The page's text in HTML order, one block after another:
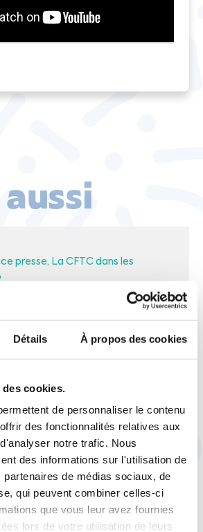
Détails À propos des cookies
cookies.
de personnaliser le contenu
des fonctionnalités relatives aux
notre trafic. Nous
des informations sur l'utilisation de
de médias sociaux, de
qui peuvent combiner celles-ci
que vous leur avez fournies
lors de votre utilisation de leurs
presse
La CFTC dans les
: « Les efforts
équitables », juge
presse
La CFTC dans les
retraites :
pour nous, ça reste